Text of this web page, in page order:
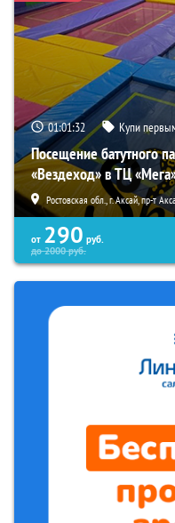
01:01:31 Купи
Посещение батутного
«Вездеход» в ТЦ
Ростовская обл., г. Аксай, пр-т
от 290 руб.
до2000руб.